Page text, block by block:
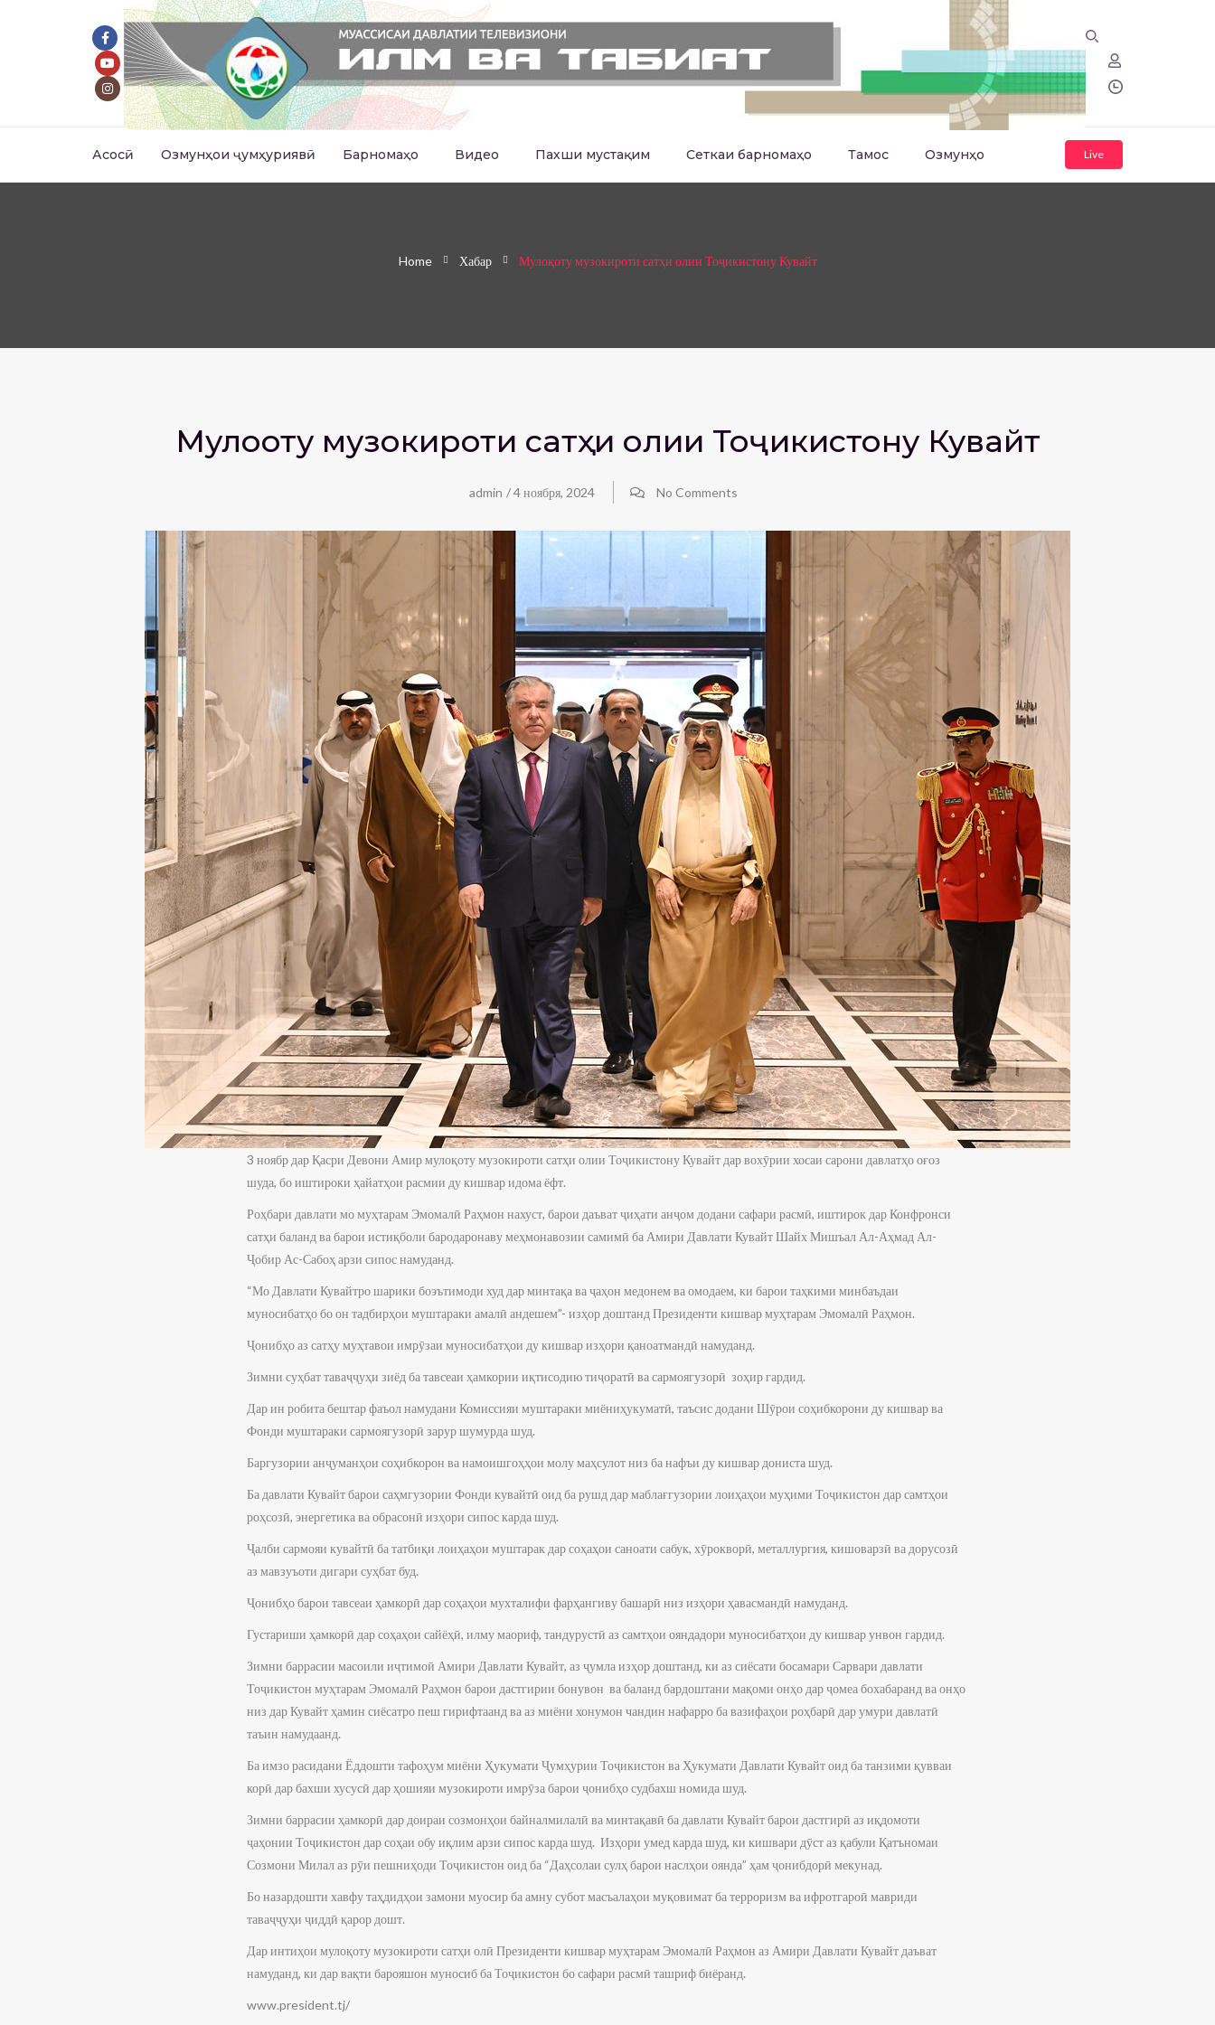
Асосӣ Озмунҳои ҷумҳуриявӣ Барномаҳо Видео Пахши мустақим Сеткаи барномаҳо Тамос Озмунҳо Live
Home Хабар Мулоқоту музокироти сатҳи олии Тоҷикистону Кувайт
Мулоқоту музокироти сатҳи олии Тоҷикистону Кувайт
admin /4 ноября, 2024 No Comments
3 ноябр дар Қасри Девони Амир мулоқоту музокироти сатҳи олии Тоҷикистону Кувайт дар вохӯрии хосаи сарони давлатҳо оғоз
шуда, бо иштироки ҳайатҳои расмии ду кишвар идома ёфт.
Роҳбари давлати мо муҳтарам Эмомалӣ Раҳмон нахуст, барои даъват ҷиҳати анҷом додани сафари расмӣ, иштирок дар Конфронси
сатҳи баланд ва барои истиқболи бародаронаву меҳмонавозии самимӣ ба Амири Давлати Кувайт Шайх Мишъал Ал-Аҳмад Ал-
Ҷобир Ас-Сабоҳ арзи сипос намуданд.
“Мо Давлати Кувайтро шарики боэътимоди худ дар минтақа ва ҷаҳон медонем ва омодаем, ки барои таҳкими минбаъдаи
муносибатҳо бо он тадбирҳои муштараки амалӣ андешем”- изҳор доштанд Президенти кишвар муҳтарам Эмомалӣ Раҳмон.
Ҷонибҳо аз сатҳу муҳтавои имрӯзаи муносибатҳои ду кишвар изҳори қаноатмандӣ намуданд.
Зимни суҳбат таваҷҷуҳи зиёд ба тавсеаи ҳамкории иқтисодию тиҷоратӣ ва сармоягузорӣ зоҳир гардид.
Дар ин робита бештар фаъол намудани Комиссияи муштараки миёниҳукуматӣ, таъсис додани Шӯрои соҳибкорони ду кишвар ва
Фонди муштараки сармоягузорӣ зарур шумурда шуд.
Баргузории анҷуманҳои соҳибкорон ва намоишгоҳҳои молу маҳсулот низ ба нафъи ду кишвар дониста шуд.
Ба давлати Кувайт барои саҳмгузории Фонди кувайтӣ оид ба рушд дар маблағгузории лоиҳаҳои муҳими Тоҷикистон дар самтҳои
роҳсозӣ, энергетика ва обрасонӣ изҳори сипос карда шуд.
Ҷалби сармояи кувайтӣ ба татбиқи лоиҳаҳои муштарак дар соҳаҳои саноати сабук, хӯрокворӣ, металлургия, кишоварзӣ ва дорусозӣ
аз мавзуъоти дигари суҳбат буд.
Ҷонибҳо барои тавсеаи ҳамкорӣ дар соҳаҳои мухталифи фарҳангиву башарӣ низ изҳори ҳавасмандӣ намуданд.
Густариши ҳамкорӣ дар соҳаҳои сайёҳӣ, илму маориф, тандурустӣ аз самтҳои ояндадори муносибатҳои ду кишвар унвон гардид.
Зимни баррасии масоили иҷтимоӣ Амири Давлати Кувайт, аз ҷумла изҳор доштанд, ки аз сиёсати босамари Сарвари давлати
Тоҷикистон муҳтарам Эмомалӣ Раҳмон барои дастгирии бонувон ва баланд бардоштани мақоми онҳо дар ҷомеа бохабаранд ва онҳо
низ дар Кувайт ҳамин сиёсатро пеш гирифтаанд ва аз миёни хонумон чандин нафарро ба вазифаҳои роҳбарӣ дар умури давлатӣ
таъин намудаанд.
Ба имзо расидани Ёддошти тафоҳум миёни Ҳукумати Ҷумҳурии Тоҷикистон ва Ҳукумати Давлати Кувайт оид ба танзими қувваи
корӣ дар бахши хусусӣ дар ҳошияи музокироти имрӯза барои ҷонибҳо судбахш номида шуд.
Зимни баррасии ҳамкорӣ дар доираи созмонҳои байналмилалӣ ва минтақавӣ ба давлати Кувайт барои дастгирӣ аз иқдомоти
ҷаҳонии Тоҷикистон дар соҳаи обу иқлим арзи сипос карда шуд. Изҳори умед карда шуд, ки кишвари дӯст аз қабули Қатъномаи
Созмони Милал аз рӯи пешниҳоди Тоҷикистон оид ба “Даҳсолаи сулҳ барои наслҳои оянда” ҳам ҷонибдорӣ мекунад.
Бо назардошти хавфу таҳдидҳои замони муосир ба амну субот масъалаҳои муқовимат ба терроризм ва ифротгароӣ мавриди
таваҷҷуҳи ҷиддӣ қарор дошт.
Дар интиҳои мулоқоту музокироти сатҳи олӣ Президенти кишвар муҳтарам Эмомалӣ Раҳмон аз Амири Давлати Кувайт даъват
намуданд, ки дар вақти барояшон муносиб ба Тоҷикистон бо сафари расмӣ ташриф биёранд.
www.president.tj/